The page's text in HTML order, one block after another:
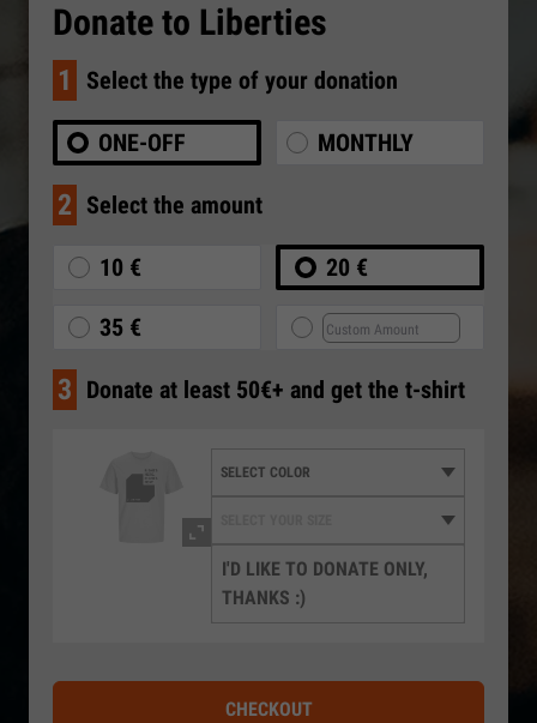
Donate to Liberties
1 Select the type of your donation
ONE-OFF MONTHLY
2 Select the amount
10 € 20 €
35 €
3 Donate at least 50€+ and get the t-shirt
I'D LIKE TO DONATE ONLY,
THANKS :)
CHECKOUT